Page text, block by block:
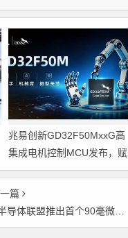
兆易创新GD32F50MxxG高
集成电机控制MCU发布，赋
能人形机器人关节驱动革新
篇
推出首个90毫微米CMOS设计平台